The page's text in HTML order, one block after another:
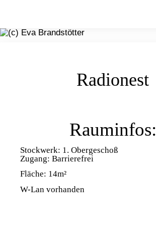
Radionest
Rauminfos:
Stockwerk: 1. Obergeschoß
Zugang: Barrierefrei
Fläche: 14m²
W-Lan vorhanden